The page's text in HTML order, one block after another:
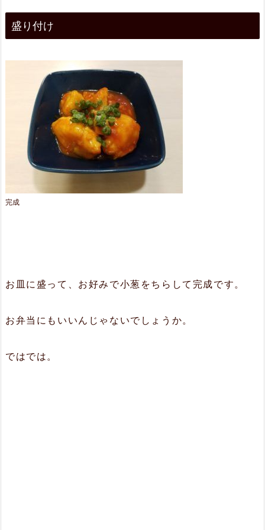
盛り付け
完成
お皿に盛って、お好みで小葱をちらして完成です。
お弁当にもいいんじゃないでしょうか。
ではでは。